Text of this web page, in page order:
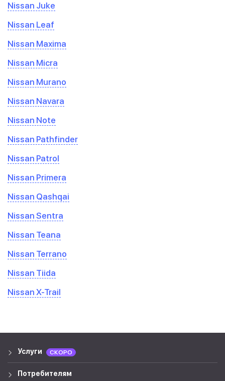
Nissan Juke
Nissan Leaf
Nissan Maxima
Nissan Micra
Nissan Murano
Nissan Navara
Nissan Note
Nissan Pathfinder
Nissan Patrol
Nissan Primera
Nissan Qashqai
Nissan Sentra
Nissan Teana
Nissan Terrano
Nissan Tiida
Nissan X-Trail
Услуги СКОРО
Потребителям